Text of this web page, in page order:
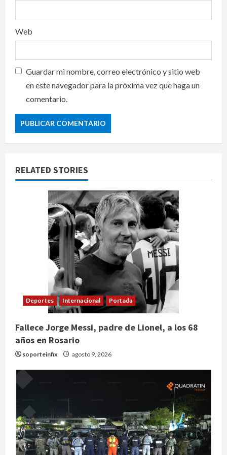
Web
Guardar mi nombre, correo electrónico y sitio web
en este navegador para la próxima vez que haga un
comentario.
RELATED STORIES
Deportes Internacional Portada
Fallece Jorge Messi, padre de Lionel, a los 68
años en Rosario
soporteinfix agosto 9, 2026